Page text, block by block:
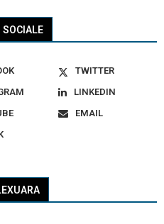
SOCIALE
TWITTER
LINKEDIN
EMAIL